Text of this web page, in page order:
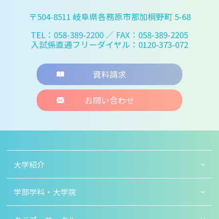
〒504-8511 岐阜県各務原市那加桐野町 5-68
TEL：058-389-2200 ／ FAX：058-389-2205
入試係直通フリーダイヤル：0120-373-072
資料請求
お問い合わせ
大学紹介
学部学科・大学院